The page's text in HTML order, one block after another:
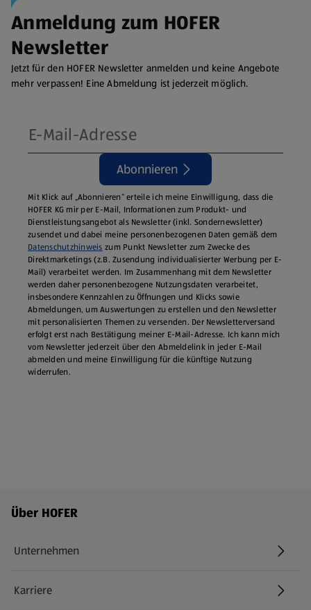
Anmeldung zum HOFER
Newsletter
Jetzt für den HOFER Newsletter anmelden und keine Angebote
mehr verpassen! Eine Abmeldung ist jederzeit möglich.
Abonnieren
Mit Klick auf „Abonnieren“ erteile ich meine Einwilligung, dass die
HOFER KG mir per E-Mail, Informationen zum Produkt- und
Dienstleistungsangebot als Newsletter (inkl. Sondernewsletter)
zusendet und dabei meine personenbezogenen Daten gemäß dem
Datenschutzhinweis zum Punkt Newsletter zum Zwecke des
Direktmarketings (z.B. Zusendung individualisierter Werbung per E-
Mail) verarbeitet werden. Im Zusammenhang mit dem Newsletter
werden daher personenbezogene Nutzungsdaten verarbeitet,
insbesondere Kennzahlen zu Öffnungen und Klicks sowie
Abmeldungen, um Auswertungen zu erstellen und den Newsletter
mit personalisierten Themen zu versenden. Der Newsletterversand
erfolgt erst nach Bestätigung meiner E-Mail-Adresse. Ich kann mich
vom Newsletter jederzeit über den Abmeldelink in jeder E‑Mail
abmelden und meine Einwilligung für die künftige Nutzung
widerrufen.
Fußzeilenmenü - weitere Links
Über HOFER
Unternehmen
Karriere
(öffnet in einem neuen Tab)